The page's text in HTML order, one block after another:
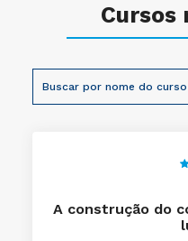
Cursos
A construção do